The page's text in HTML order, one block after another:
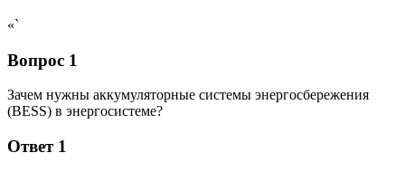
«`
Вопрос 1
Зачем нужны аккумуляторные системы энергосбережения
(BESS) в энергосистеме?
Ответ 1